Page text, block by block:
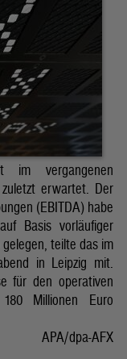
im vergangenen
erwartet. Der
(EBITDA) habe
Basis vorläufiger
teilte das im
in Leipzig mit.
für den operativen
Millionen Euro
APA/dpa-AFX